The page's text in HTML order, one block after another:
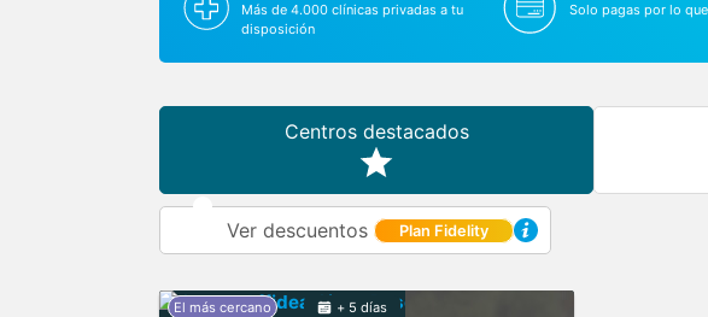
Más de 4.000 clínicas privadas a tu
disposición
Solo pagas por lo
Centros destacados
Ver descuentos Plan Fidelity
+ 5 días